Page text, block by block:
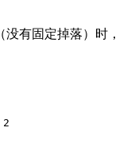
有固定掉落）时，